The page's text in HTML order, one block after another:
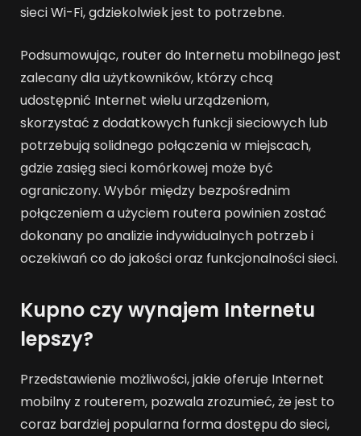
sieci Wi-Fi, gdziekolwiek jest to potrzebne.
Podsumowując, router do Internetu mobilnego jest
zalecany dla użytkowników, którzy chcą
udostępnić Internet wielu urządzeniom,
skorzystać z dodatkowych funkcji sieciowych lub
potrzebują solidnego połączenia w miejscach,
gdzie zasięg sieci komórkowej może być
ograniczony. Wybór między bezpośrednim
połączeniem a użyciem routera powinien zostać
dokonany po analizie indywidualnych potrzeb i
oczekiwań co do jakości oraz funkcjonalności sieci.
Kupno czy wynajem Internetu
lepszy?
Przedstawienie możliwości, jakie oferuje Internet
mobilny z routerem, pozwala zrozumieć, że jest to
coraz bardziej popularna forma dostępu do sieci,